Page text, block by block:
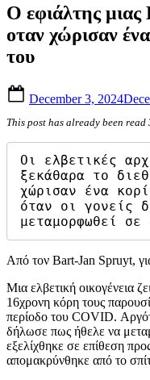
Ο εφιάλτης μιας
οταν χώρισαν
του
on
December 3, 2024
This post has already been read
Οι ελβετικές
ξεκάθαρα το
χώρισαν ένα
όταν οι γονείς
μεταμορφωθεί σε
Από τον Bart-Jan Spruyt,
Μια ελβετική οικογένεια
16χρονη κόρη τους
περίοδο του COVID.
δήλωσε πως ήθελε να
εξελίχθηκε σε επίθεση
απομακρύνθηκε από το